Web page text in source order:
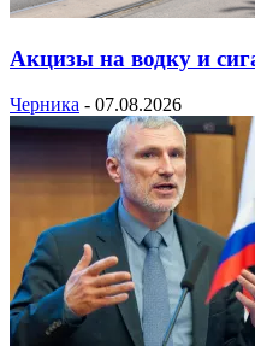
Акцизы на водку и
Черника - 07.08.2026